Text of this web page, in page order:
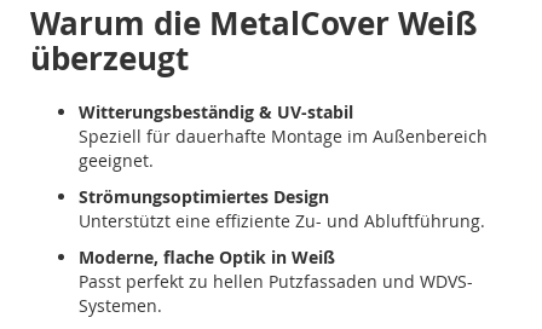
Warum die MetalCover Weiß
überzeugt
Witterungsbeständig & UV-stabil
Speziell für dauerhafte Montage im Außenbereich
geeignet.
Strömungsoptimiertes Design
Unterstützt eine effiziente Zu- und Abluftführung.
Moderne, flache Optik in Weiß
Passt perfekt zu hellen Putzfassaden und WDVS-
Systemen.